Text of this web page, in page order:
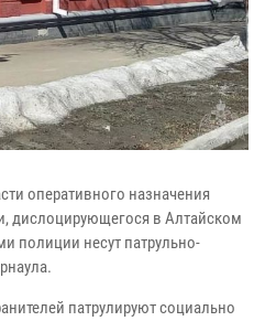
оперативного назначения
дислоцирующегося в Алтайском
полиции несут патрульно-
патрулируют социально